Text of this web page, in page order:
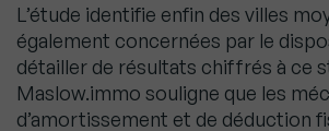
L’étude identifie enfin des villes
également concernées par le
détailler de résultats chiffrés à ce
Maslow.immo souligne que les
d’amortissement et de déduction